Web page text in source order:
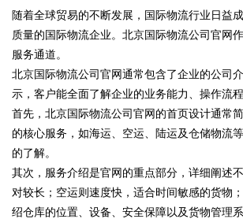
uz
随着全球贸易的不断发展，国际物流行业日益
质量的国际物流企业。北京国际物流公司官网
服务通道。
北京国际物流公司官网通常包含了企业的公司
示，客户能全面了解企业的业务能力、操作流
首先，北京国际物流公司官网的首页设计通常
的核心服务，如海运、空运、陆运及仓储物流
的了解。
其次，服务介绍是官网的重点部分，详细阐述
对较长；空运则速度快，适合时间敏感的货物
绍仓库的位置、设备、安全保障以及货物管理
究竟藏着哪些行业秘